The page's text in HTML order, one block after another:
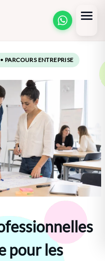
PARCOURS ENTREPRISE
pour les